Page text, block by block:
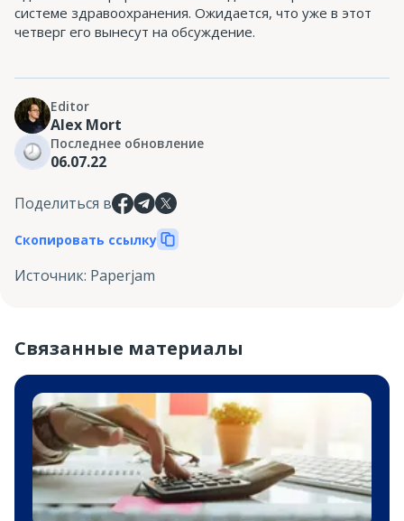
системе здравоохранения. Ожидается, что уже в этот
четверг его вынесут на обсуждение.
Editor
Alex Mort
Последнее обновление
06.07.22
Поделиться в
Скопировать ссылку
Источник: Paperjam
Связанные материалы